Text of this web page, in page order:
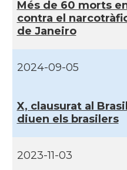
Més de 60 morts
contra el
de Janeiro
2024-09-05
X, clausurat al
diuen els brasilers
2023-11-03